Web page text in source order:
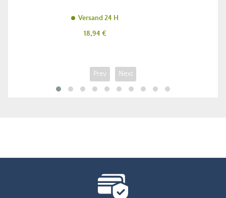
Versand 24 H
Preis
18,94 €
Prev Next